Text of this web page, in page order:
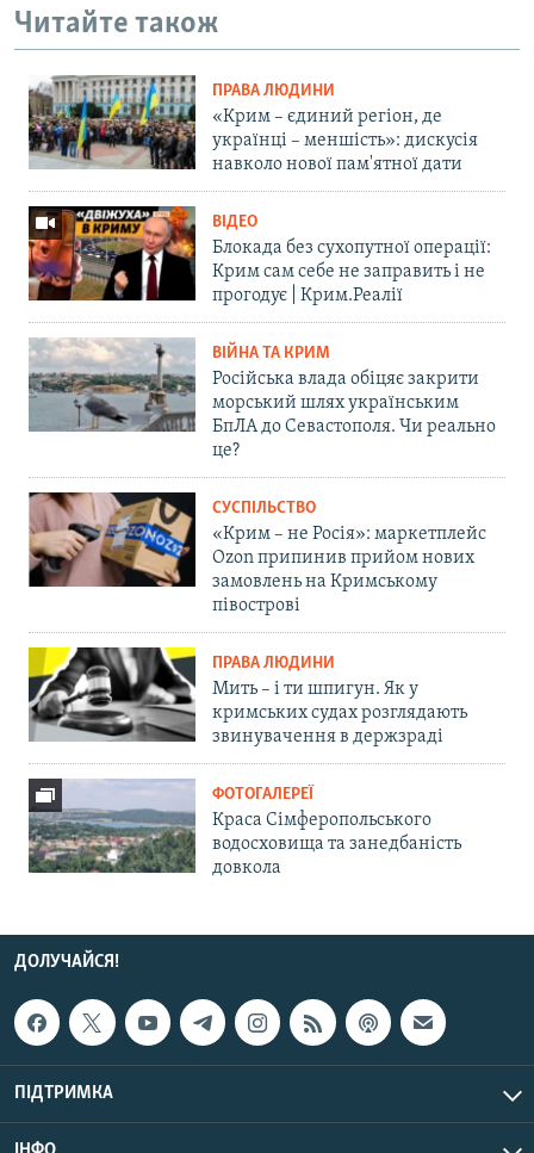
Читайте також
ПРАВА ЛЮДИНИ
«Крим – єдиний регіон, де
українці – меншість»: дискусія
навколо нової пам'ятної дати
ВІДЕО
Блокада без сухопутної операції:
Крим сам себе не заправить і не
прогодує | Крим.Реалії
ВІЙНА ТА КРИМ
Російська влада обіцяє закрити
морський шлях українським
БпЛА до Севастополя. Чи реально
це?
СУСПІЛЬСТВО
«Крим – не Росія»: маркетплейс
Ozon припинив прийом нових
замовлень на Кримському
півострові
ПРАВА ЛЮДИНИ
Мить – і ти шпигун. Як у
кримських судах розглядають
звинувачення в держзраді
ФОТОГАЛЕРЕЇ
Краса Сімферопольського
водосховища та занедбаність
довкола
ДОЛУЧАЙСЯ!
ПІДТРИМКА